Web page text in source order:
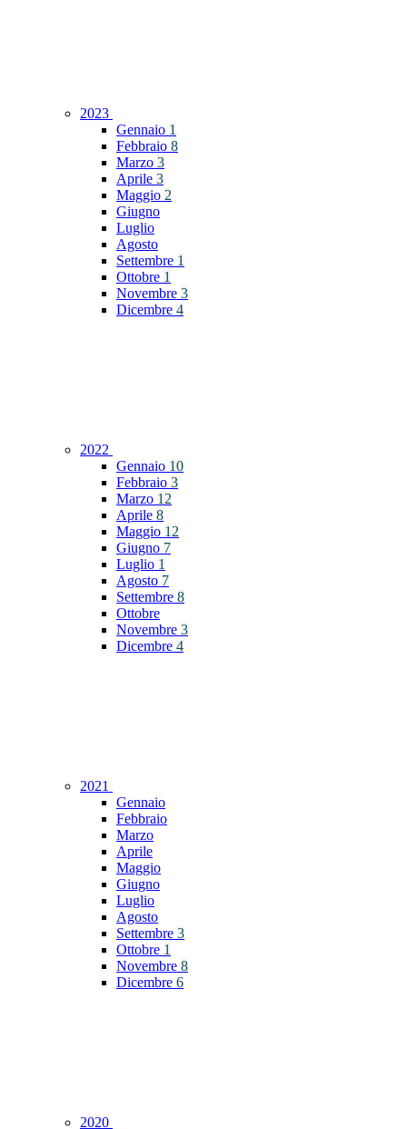
2023
Gennaio 1
Febbraio 8
Marzo 3
Aprile 3
Maggio 2
Giugno
Luglio
Agosto
Settembre 1
Ottobre 1
Novembre 3
Dicembre 4
2022
Gennaio 10
Febbraio 3
Marzo 12
Aprile 8
Maggio 12
Giugno 7
Luglio 1
Agosto 7
Settembre 8
Ottobre
Novembre 3
Dicembre 4
2021
Gennaio
Febbraio
Marzo
Aprile
Maggio
Giugno
Luglio
Agosto
Settembre 3
Ottobre 1
Novembre 8
Dicembre 6
2020